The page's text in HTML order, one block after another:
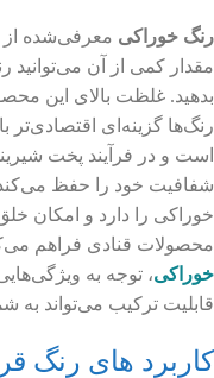
رنگ خوراکی معرفی‌شده از
مقدار کمی از آن می‌توانید
بدهید. غلظت بالای این
رنگ‌ها گزینه‌ای اقتصادی‌تر
است و در فرآیند پخت
شفافیت خود را حفظ
خوراکی را دارد و امکان
محصولات قنادی فراهم
خوراکی، توجه به
قابلیت ترکیب می‌تواند به
کاربرد های رنگ